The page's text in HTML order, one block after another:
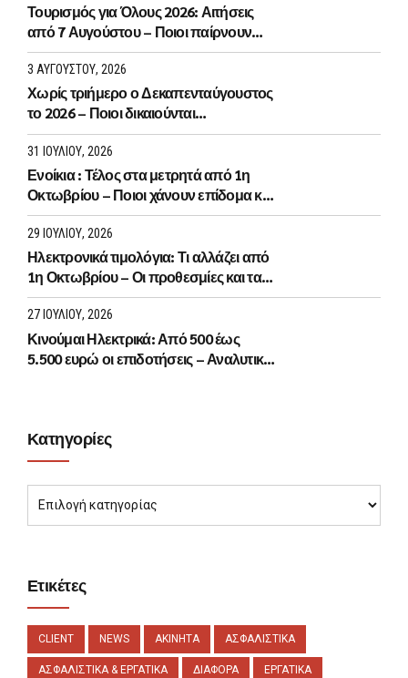
Τουρισμός για Όλους 2026: Αιτήσεις
από 7 Αυγούστου – Ποιοι παίρνουν
voucher έως 600 ευρώ
3 ΑΥΓΟΎΣΤΟΥ, 2026
Χωρίς τριήμερο ο Δεκαπενταύγουστος
το 2026 – Ποιοι δικαιούνται
προσαύξηση 75%
31 ΙΟΥΛΊΟΥ, 2026
Ενοίκια : Τέλος στα μετρητά από 1η
Οκτωβρίου – Ποιοι χάνουν επίδομα και
έκπτωση 5%
29 ΙΟΥΛΊΟΥ, 2026
Ηλεκτρονικά τιμολόγια: Τι αλλάζει από
1η Οκτωβρίου – Οι προθεσμίες και τα
πρόστιμα
27 ΙΟΥΛΊΟΥ, 2026
Κινούμαι Ηλεκτρικά: Από 500 έως
5.500 ευρώ οι επιδοτήσεις – Αναλυτικά
Κατηγορίες
Ετικέτες
CLIENT NEWS ΑΚΙΝΗΤΑ ΑΣΦΑΛΙΣΤΙΚΑ
ΑΣΦΑΛΙΣΤΙΚΑ & ΕΡΓΑΤΙΚΑ ΔΙΑΦΟΡΑ ΕΡΓΑΤΙΚΑ